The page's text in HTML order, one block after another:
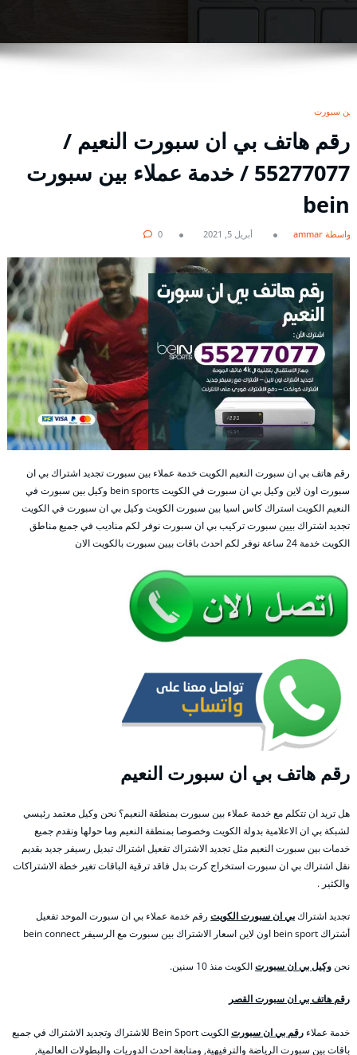
بين سبورت
رقم هاتف بي ان سبورت النعيم /
55277077 / خدمة عملاء بين سبورت
bein
بواسطة ammar أبريل 5, 2021 0
رقم هاتف بي ان سبورت النعيم الكويت خدمة عملاء بين سبورت تجديد اشتراك بي ان
سبورت اون لاين وكيل بي ان سبورت في الكويت bein sports وكيل بين سبورت في
النعيم الكويت استراك كاس اسيا بين سبورت الكويت وكيل بي ان سبورت في الكويت
تجديد اشتراك بيين سبورت تركيب بي ان سبورت نوفر لكم مناديب في جميع مناطق
الكويت خدمة 24 ساعة نوفر لكم احدث باقات بيين سبورت بالكويت الان
رقم هاتف بي ان سبورت النعيم
هل تريد ان تتكلم مع خدمة عملاء بين سبورت بمنطقة النعيم؟ نحن وكيل معتمد رئيسي
لشبكة بي ان الاعلامية بدولة الكويت وخصوصا بمنطقة النعيم وما حولها ونقدم جميع
خدمات بين سبورت النعيم مثل تجديد الاشتراك تفعيل اشتراك تبديل رسيفر جديد بقديم
نقل اشتراك بي ان سبورت استخراج كرت بدل فاقد ترقية الباقات تغير خطة الاشتراكات
والكثير .
تجديد اشتراكبي ان سبورت الكويت رقم خدمة عملاء بي ان سبورت الموحد تفعيل
أشتراك bein sport اون لاين اسعار الاشتراك بين سبورت مع الرسيفر bein connect
نحنوكيل بي ان سبورتالكويت منذ 10 سنين.
رقم هاتف بي ان سبورت القصر
خدمة عملاء رقم بي ان سبورت
الكويت Bein Sport للاشتراك وتجديد الاشتراك في جميع
باقات بين سبورت الرياضة والترفيهية, ومتابعة احدث الدوريات والبطولات العالمية,